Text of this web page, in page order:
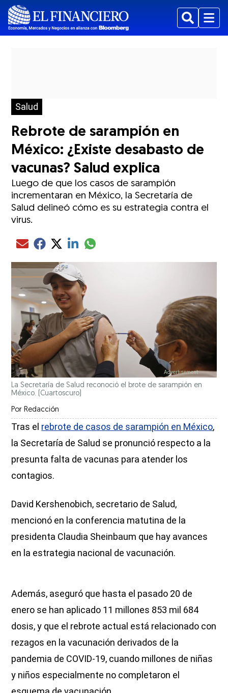
BuscarMenu
Salud
Rebrote de sarampión en
México: ¿Existe desabasto de
vacunas? Salud explica
Luego de que los casos de sarampión
incrementaran en México, la Secretaría de
Salud delineó cómo es su estrategia contra el
virus.
Compartir el artículo actual mediante Email
Compartir el artículo actual mediante Facebook
Compartir el artículo actual mediante Twitter
Compartir el artículo actual mediante LinkedIn
Compartir el artículo actual mediante
La Secretaría de Salud reconoció el brote de sarampión en
México.
(Cuartoscuro)
Por Redacción
Tras el rebrote de casos de sarampión en México,
la Secretaría de Salud se pronunció respecto a la
presunta falta de vacunas para atender los
contagios.
David Kershenobich, secretario de Salud,
mencionó en la conferencia matutina de la
presidenta Claudia Sheinbaum que hay avances
en la estrategia nacional de vacunación.
Además, aseguró que hasta el pasado 20 de
enero se han aplicado 11 millones 853 mil 684
dosis, y que el rebrote actual está relacionado con
rezagos en la vacunación derivados de la
pandemia de COVID-19, cuando millones de niñas
y niños especialmente no completaron el